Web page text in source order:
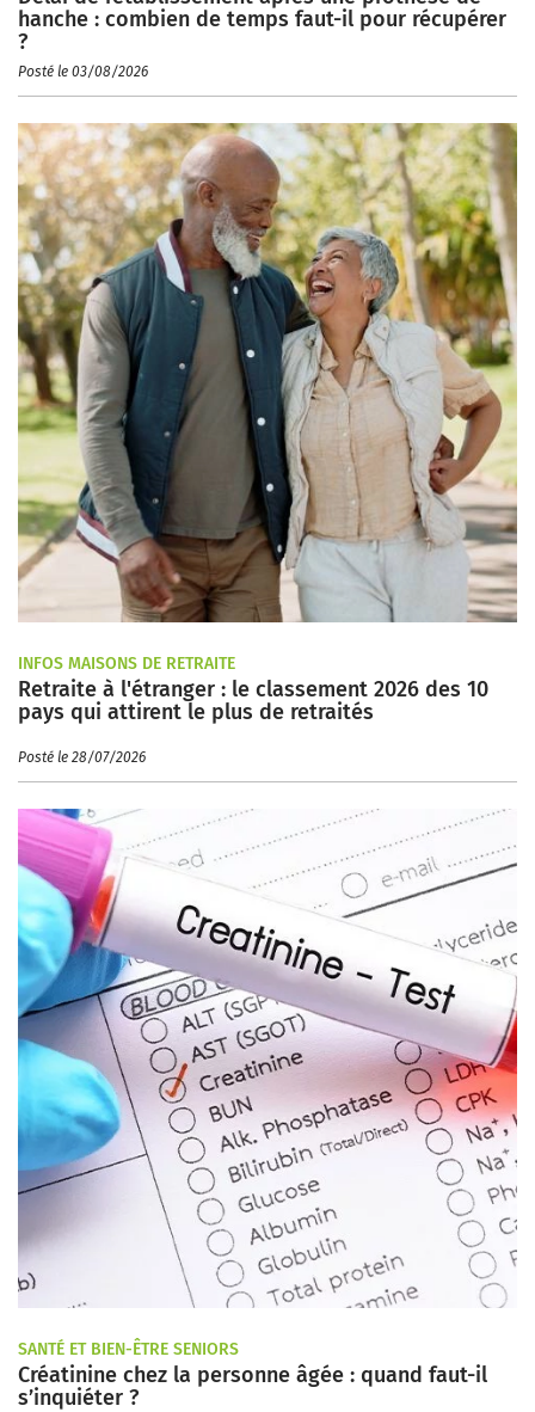
hanche : combien de temps faut-il pour récupérer
?
Posté le 03/08/2026
INFOS MAISONS DE RETRAITE
Retraite à l'étranger : le classement 2026 des 10
pays qui attirent le plus de retraités
Posté le 28/07/2026
SANTÉ ET BIEN-ÊTRE SENIORS
Créatinine chez la personne âgée : quand faut-il
s’inquiéter ?